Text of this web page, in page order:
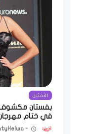
التمثيل
بفستان
في ختام